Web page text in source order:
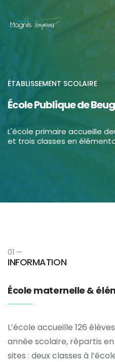
Mairie
Actualité
Infos pratiques
ÉTABLISSEMENT SCOLAIRE
École Publique de
L'école primaire accueille
et trois classes en
01 —
INFORMATION
École maternelle &
L’école accueille 126
année scolaire, répartis
sites : deux classes à